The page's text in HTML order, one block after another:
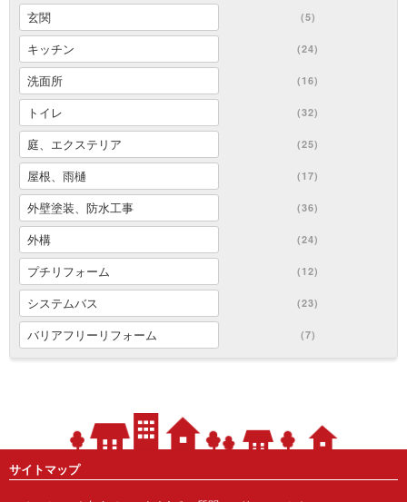
玄関 (5)
キッチン (24)
洗面所 (16)
トイレ (32)
庭、エクステリア (25)
屋根、雨樋 (17)
外壁塗装、防水工事 (36)
外構 (24)
プチリフォーム (12)
システムバス (23)
バリアフリーリフォーム (7)
サイトマップ